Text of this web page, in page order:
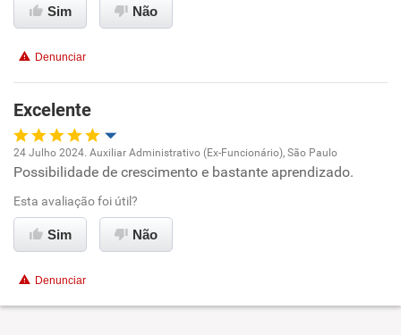
Conciliação com a vida familiar
Recomenda esta empresa
Sim Não
Denunciar
Excelente
Oportunidade de promoção
Ambiente de trabalho
Benefícios
24 Julho 2024. Auxiliar Administrativo (Ex-Funcionário), São Paulo
Possibilidade de crescimento e bastante aprendizado.
Esta avaliação foi útil?
Sim Não
Denunciar